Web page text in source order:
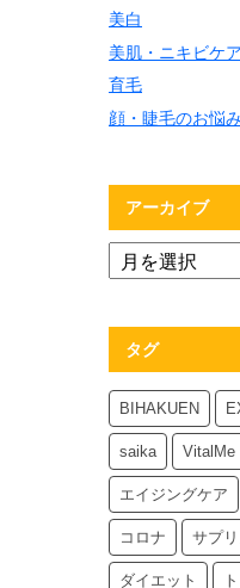
美白
美肌・ニキビケア
育毛
顔・睫毛のお悩
アーカイブ
タグ
BIHAKUEN
saika VitalMe
エイジングケア
コロナ サプ
ダイエット